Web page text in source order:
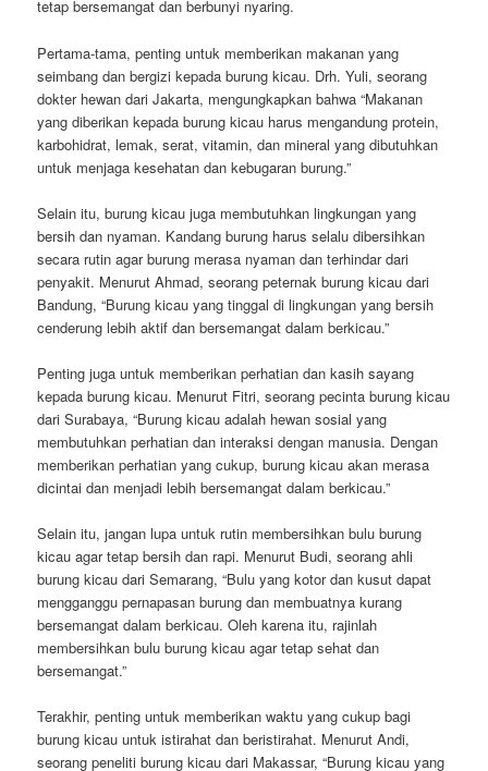
tetap bersemangat dan berbunyi nyaring.
Pertama-tama, penting untuk memberikan makanan yang
seimbang dan bergizi kepada burung kicau. Drh. Yuli, seorang
dokter hewan dari Jakarta, mengungkapkan bahwa “Makanan
yang diberikan kepada burung kicau harus mengandung protein,
karbohidrat, lemak, serat, vitamin, dan mineral yang dibutuhkan
untuk menjaga kesehatan dan kebugaran burung.”
Selain itu, burung kicau juga membutuhkan lingkungan yang
bersih dan nyaman. Kandang burung harus selalu dibersihkan
secara rutin agar burung merasa nyaman dan terhindar dari
penyakit. Menurut Ahmad, seorang peternak burung kicau dari
Bandung, “Burung kicau yang tinggal di lingkungan yang bersih
cenderung lebih aktif dan bersemangat dalam berkicau.”
Penting juga untuk memberikan perhatian dan kasih sayang
kepada burung kicau. Menurut Fitri, seorang pecinta burung kicau
dari Surabaya, “Burung kicau adalah hewan sosial yang
membutuhkan perhatian dan interaksi dengan manusia. Dengan
memberikan perhatian yang cukup, burung kicau akan merasa
dicintai dan menjadi lebih bersemangat dalam berkicau.”
Selain itu, jangan lupa untuk rutin membersihkan bulu burung
kicau agar tetap bersih dan rapi. Menurut Budi, seorang ahli
burung kicau dari Semarang, “Bulu yang kotor dan kusut dapat
mengganggu pernapasan burung dan membuatnya kurang
bersemangat dalam berkicau. Oleh karena itu, rajinlah
membersihkan bulu burung kicau agar tetap sehat dan
bersemangat.”
Terakhir, penting untuk memberikan waktu yang cukup bagi
burung kicau untuk istirahat dan beristirahat. Menurut Andi,
seorang peneliti burung kicau dari Makassar, “Burung kicau yang